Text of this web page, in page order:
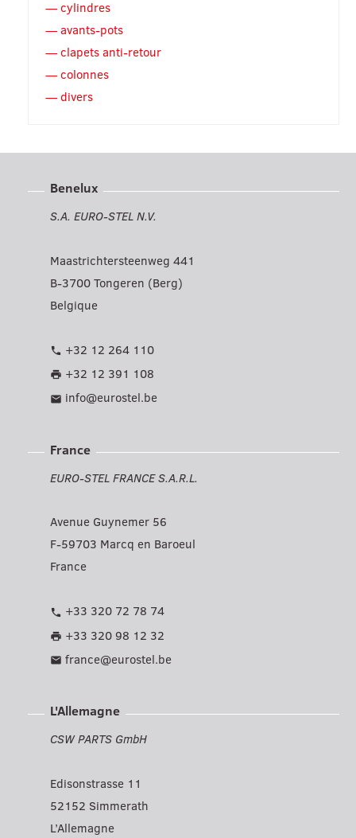
cylindres
avants-pots
clapets anti-retour
colonnes
divers
Benelux
S.A. EURO-STEL N.V.
Maastrichtersteenweg 441
B-3700 Tongeren (Berg)
Belgique
phone +32 12 264 110
print +32 12 391 108
mail info@eurostel.be
France
EURO-STEL FRANCE S.A.R.L.
Avenue Guynemer 56
F-59703 Marcq en Baroeul
France
phone +33 320 72 78 74
print +33 320 98 12 32
mail france@eurostel.be
L'Allemagne
CSW PARTS GmbH
Edisonstrasse 11
52152 Simmerath
L’Allemagne